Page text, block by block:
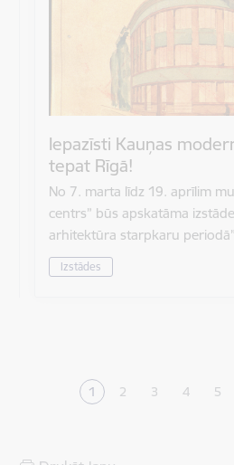
Iepazīsti Kauņas
tepat Rīgā!
No 7. marta līdz 19. aprīlim
centrs” būs apskatāma
arhitektūra starpkaru
Izstādes
Pašreizējā lapa
1 Lapa
2 Lapa
3 Lapa
4 Lapa
5